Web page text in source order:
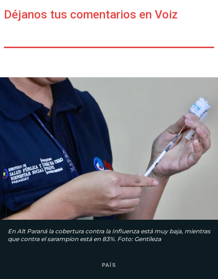
Déjanos tus comentarios en Voiz
En Alt Paraná la cobertura contra la Influenza está muy baja, mientras
que contra el sarampíon está en 83%. Foto: Gentileza
PAÍS